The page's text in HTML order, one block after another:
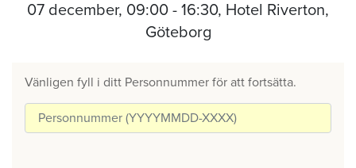
07 december, 09:00 - 16:30, Hotel Riverton,
Göteborg
Vänligen fyll i ditt Personnummer för att fortsätta.